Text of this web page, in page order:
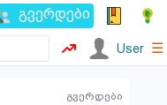
გვერდები
User ☰
გვერდები